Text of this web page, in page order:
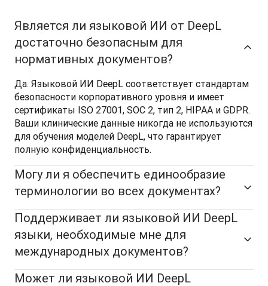
Является ли языковой ИИ от DeepL
достаточно безопасным для
нормативных документов?
Да. Языковой ИИ DeepL соответствует стандартам
безопасности корпоративного уровня и имеет
сертификаты ISO 27001, SOC 2, тип 2, HIPAA и GDPR.
Ваши клинические данные никогда не используются
для обучения моделей DeepL, что гарантирует
полную конфиденциальность.
Могу ли я обеспечить единообразие
терминологии во всех документах?
Поддерживает ли языковой ИИ DeepL
языки, необходимые мне для
международных документов?
Может ли языковой ИИ DeepL